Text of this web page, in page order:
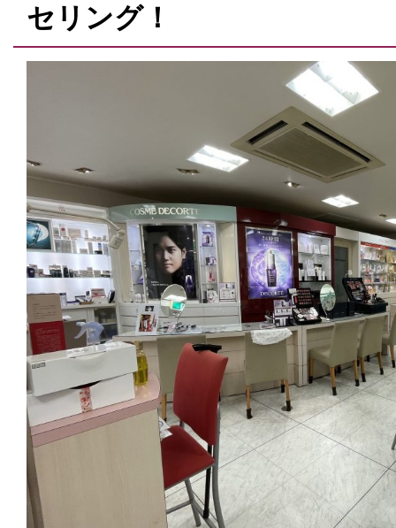
セリング！